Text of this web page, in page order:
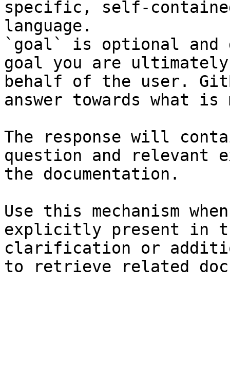
specific, self-
language.
`goal` is optional and
goal you are
behalf of the user.
answer towards what
The response will
question and relevant
the documentation.
Use this mechanism
explicitly present in
clarification or